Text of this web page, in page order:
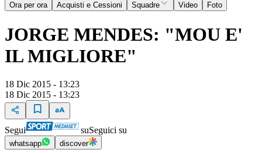
Ora per ora Acquisti e Cessioni Squadre Video Foto
JORGE MENDES: "MOU E'
IL MIGLIORE"
18 Dic 2015 - 13:23
18 Dic 2015 - 13:23
Segui suSeguici su
whatsapp discover